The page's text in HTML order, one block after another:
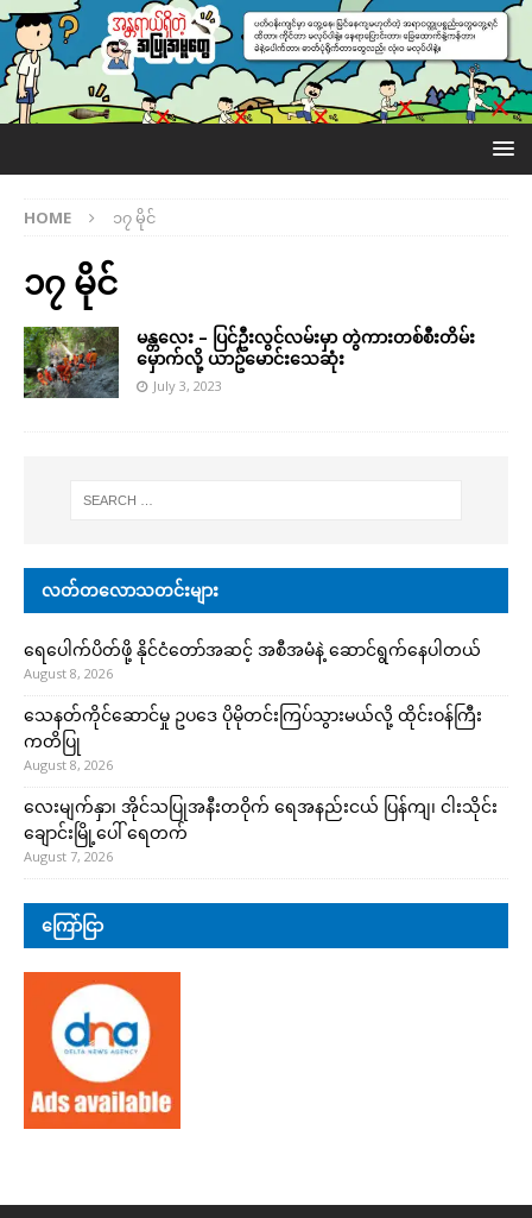
HOME ၁၇ မိုင်
၁၇ မိုင်
မန္တလေး – ပြင်ဦးလွင်လမ်းမှာ တွဲကားတစ်စီးတိမ်း
မှောက်လို့ ယာဥ်မောင်းသေဆုံး
July 3, 2023
လတ်တလောသတင်းများ
ရေပေါက်ပိတ်ဖို့ နိုင်ငံတော်အဆင့် အစီအမံနဲ့ ဆောင်ရွက်နေပါတယ်
August 8, 2026
သေနတ်ကိုင်ဆောင်မှု ဥပဒေ ပိုမိုတင်းကြပ်သွားမယ်လို့ ထိုင်းဝန်ကြီး
ကတိပြု
August 8, 2026
လေးမျက်နှာ၊ အိုင်သပြုအနီးတဝိုက် ရေအနည်းငယ် ပြန်ကျ၊ ငါးသိုင်း
ချောင်းမြို့ပေါ် ရေတက်
August 7, 2026
ကြော်ငြာ